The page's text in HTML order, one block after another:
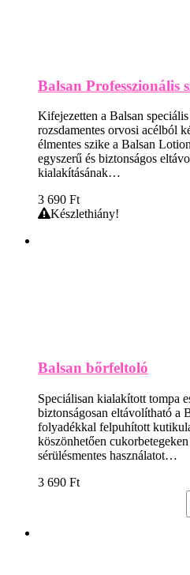
Balsan Professzionális
Kifejezetten a Balsan
rozsdamentes orvosi acélból
élmentes szike a Balsan
egyszerű és biztonságos
kialakításának…
3 690 Ft
Készlethiány!
Balsan bőrfeltoló
Speciálisan kialakított tompa
biztonságosan eltávolítható a
folyadékkal felpuhított
köszönhetően
sérülésmentes használatot…
3 690 Ft